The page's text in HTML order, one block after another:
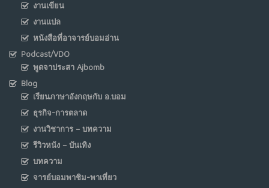
งานเขียน
งานแปล
หนังสือที่อาจารย์บอมอ่าน
Podcast/VDO
พูดจาประสา Ajbomb
Blog
เรียนภาษาอังกฤษกับ อ.บอม
ธุรกิจ-การตลาด
งานวิชาการ – บทความ
รีวิวหนัง – บันเทิง
บทความ
จารย์บอมพาชิม-พาเที่ยว